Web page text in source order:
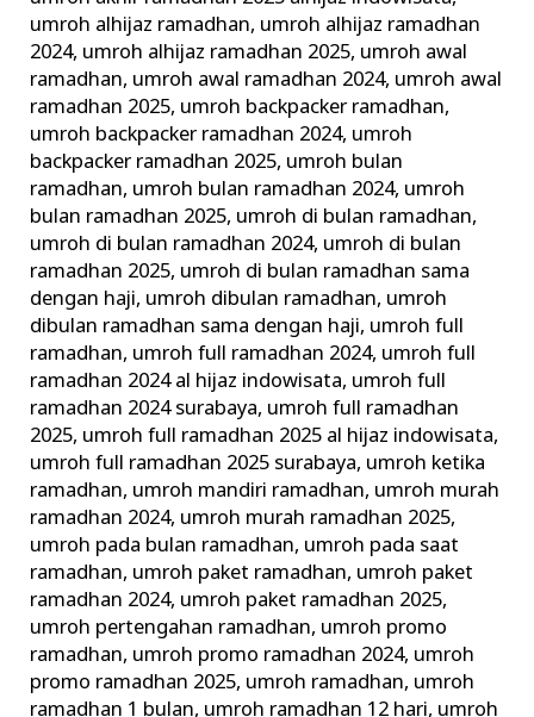
umroh alhijaz ramadhan, umroh alhijaz ramadhan
2024, umroh alhijaz ramadhan 2025, umroh awal
ramadhan, umroh awal ramadhan 2024, umroh awal
ramadhan 2025, umroh backpacker ramadhan,
umroh backpacker ramadhan 2024, umroh
backpacker ramadhan 2025, umroh bulan
ramadhan, umroh bulan ramadhan 2024, umroh
bulan ramadhan 2025, umroh di bulan ramadhan,
umroh di bulan ramadhan 2024, umroh di bulan
ramadhan 2025, umroh di bulan ramadhan sama
dengan haji, umroh dibulan ramadhan, umroh
dibulan ramadhan sama dengan haji, umroh full
ramadhan, umroh full ramadhan 2024, umroh full
ramadhan 2024 al hijaz indowisata, umroh full
ramadhan 2024 surabaya, umroh full ramadhan
2025, umroh full ramadhan 2025 al hijaz indowisata,
umroh full ramadhan 2025 surabaya, umroh ketika
ramadhan, umroh mandiri ramadhan, umroh murah
ramadhan 2024, umroh murah ramadhan 2025,
umroh pada bulan ramadhan, umroh pada saat
ramadhan, umroh paket ramadhan, umroh paket
ramadhan 2024, umroh paket ramadhan 2025,
umroh pertengahan ramadhan, umroh promo
ramadhan, umroh promo ramadhan 2024, umroh
promo ramadhan 2025, umroh ramadhan, umroh
ramadhan 1 bulan, umroh ramadhan 12 hari, umroh